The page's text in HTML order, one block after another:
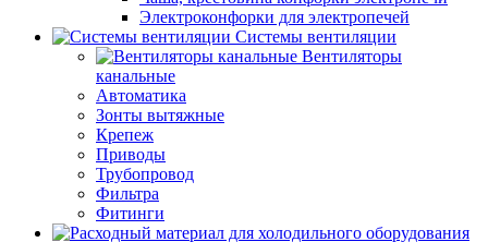
Электроконфорки для электропечей
Системы вентиляции
Вентиляторы
канальные
Автоматика
Зонты вытяжные
Крепеж
Приводы
Трубопровод
Фильтра
Фитинги